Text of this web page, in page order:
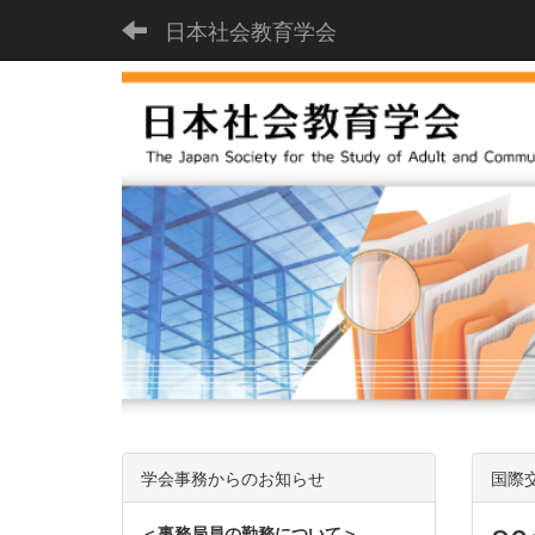
日本社会教育学会
国際
学会事務からのお知らせ